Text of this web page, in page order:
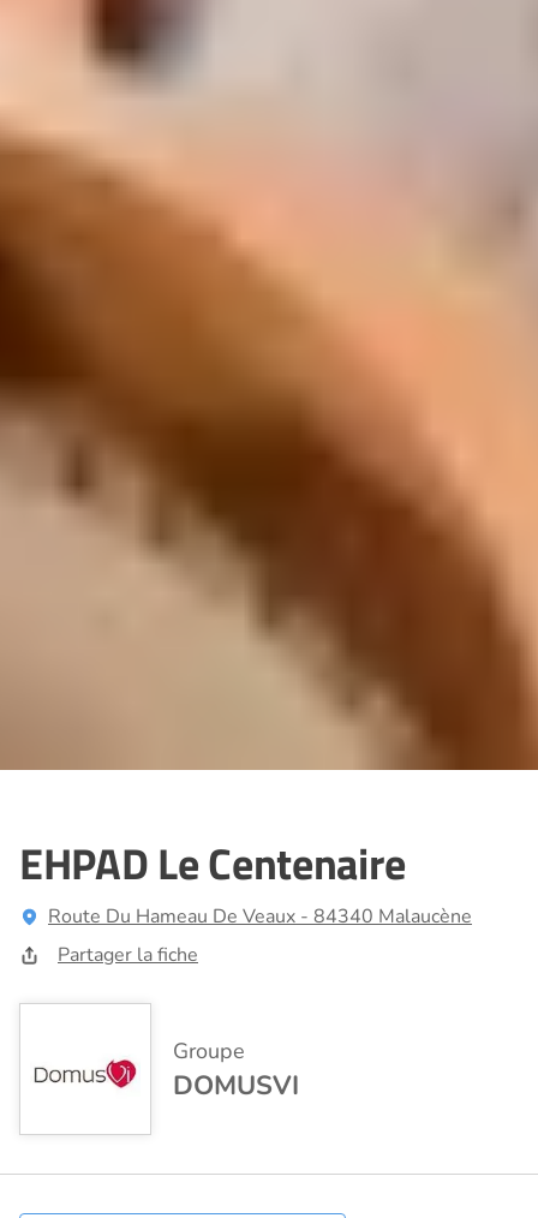
EHPAD Le Centenaire
Route Du Hameau De Veaux - 84340 Malaucène
Partager la fiche
Groupe
DOMUSVI